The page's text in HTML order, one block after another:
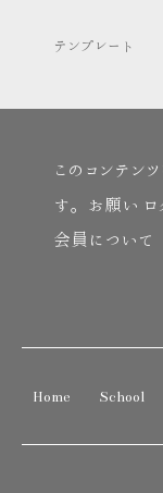
テンプレート
このコンテン
す。お願い
会員について
Home School